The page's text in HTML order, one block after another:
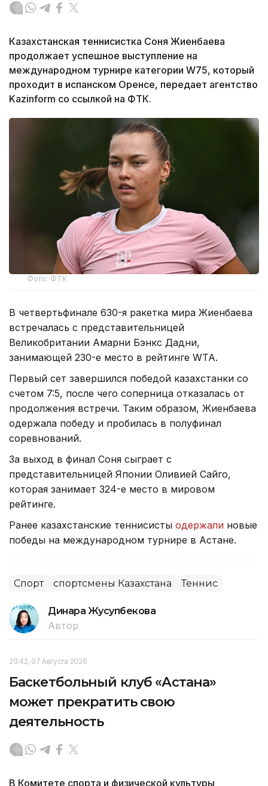
Казахстанская теннисистка Соня Жиенбаева
продолжает успешное выступление на
международном турнире категории W75, который
проходит в испанском Оренсе, передает агентство
Kazinform со ссылкой на ФТК.
Фото: ФТК
В четвертьфинале 630-я ракетка мира Жиенбаева
встречалась с представительницей
Великобритании Амарни Бэнкс Дадни,
занимающей 230-е место в рейтинге WTA.
Первый сет завершился победой казахстанки со
счетом 7:5, после чего соперница отказалась от
продолжения встречи. Таким образом, Жиенбаева
одержала победу и пробилась в полуфинал
соревнований.
За выход в финал Соня сыграет с
представительницей Японии Оливией Сайго,
которая занимает 324-е место в мировом
рейтинге.
Ранее казахстанские теннисисты одержали новые
победы на международном турнире в Астане.
Спорт спортсмены Казахстана Теннис
Динара Жусупбекова
Автор
20:42, 07 Августа 2026
Баскетбольный клуб «Астана»
может прекратить свою
деятельность
В Комитете спорта и физической культуры